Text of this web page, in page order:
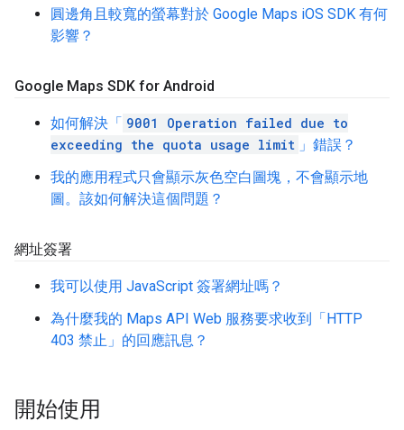
圓邊角且較寬的螢幕對於 Google Maps iOS SDK 有何
影響？
Google Maps SDK for Android
如何解決「 9001 Operation failed due to
exceeding the quota usage limit 」錯誤？
我的應用程式只會顯示灰色空白圖塊，不會顯示地
圖。該如何解決這個問題？
網址簽署
我可以使用 JavaScript 簽署網址嗎？
為什麼我的 Maps API Web 服務要求收到「HTTP
403 禁止」的回應訊息？
開始使用